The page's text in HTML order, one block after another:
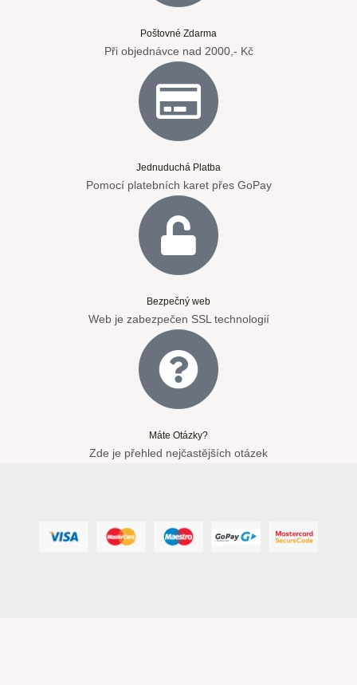
Poštovné Zdarma
Při objednávce nad 2000,- Kč
Jednuduchá Platba
Pomocí platebních karet přes GoPay
Bezpečný web
Web je zabezpečen SSL technologií
Máte Otázky?
Zde je přehled nejčastějších otázek